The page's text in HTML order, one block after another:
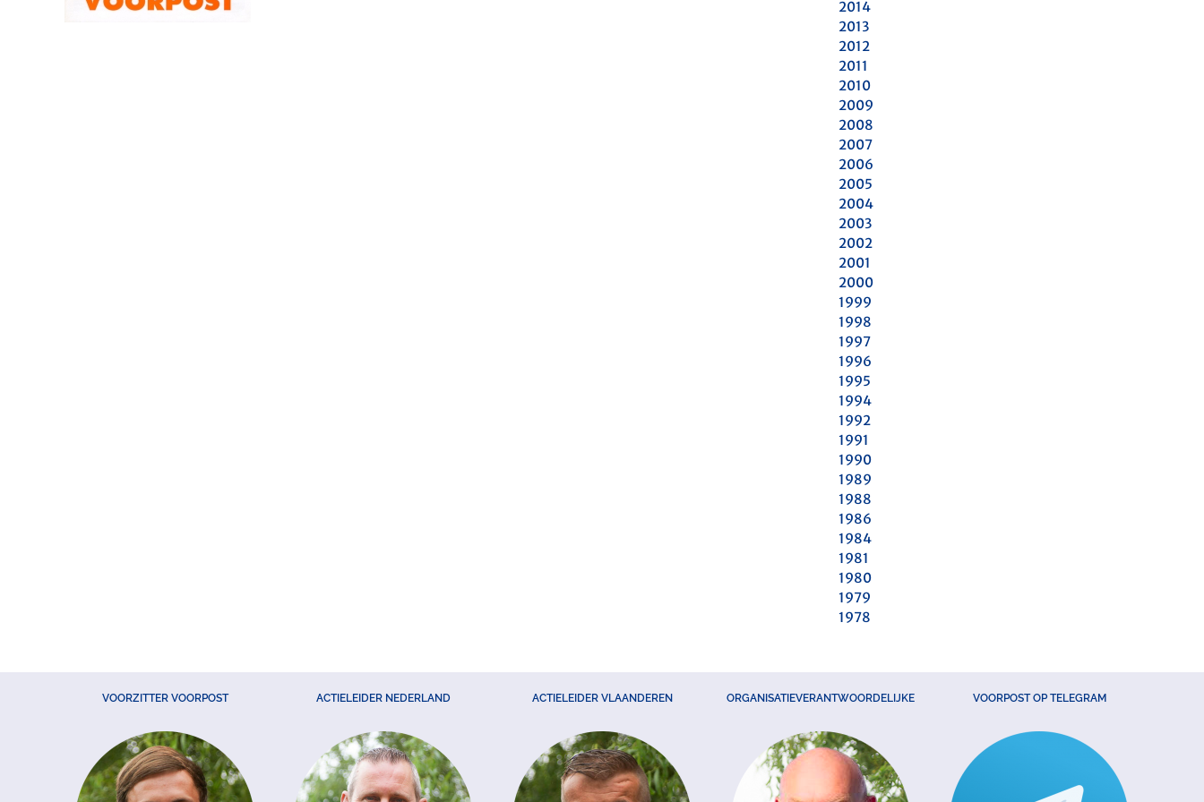
2014
2013
2012
2011
2010
2009
2008
2007
2006
2005
2004
2003
2002
2001
2000
1999
1998
1997
1996
1995
1994
1992
1991
1990
1989
1988
1986
1984
1981
1980
1979
1978
VOORZITTER VOORPOST ACTIELEIDER NEDERLAND ACTIELEIDER VLAANDEREN ORGANISATIEVERANTWOORDELIJKE VOORPOST OP TELEGRAM